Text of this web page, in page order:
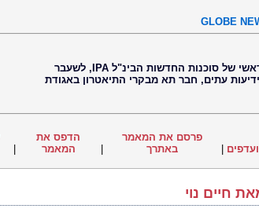
GLOBE
חיים נוי, עיתונאי, עורך ראשי של סוכנות החדשות הבינ"ל IPA, לשעבר
עתים, חבר תא מבקרי התיאטרון באגודת
פרסם את המאמר
באתרך
הדפס את
המאמר
חיים נוי